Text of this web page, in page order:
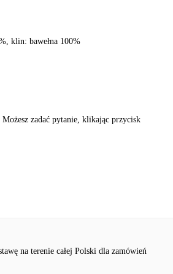
klin: bawełna 100%
zadać pytanie, klikając przycisk
na terenie całej Polski dla zamówień